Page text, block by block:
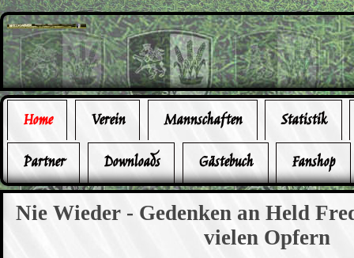
Home Verein Mannschaften
Statistik
Partner
Downloads Gästebuch Fanshop
Nie Wieder - Gedenken an Held
vielen Opfern